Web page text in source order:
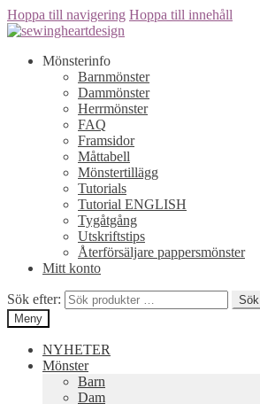
Hoppa till navigering Hoppa till innehåll
Mönsterinfo
Barnmönster
Dammönster
Herrmönster
FAQ
Framsidor
Måttabell
Mönstertillägg
Tutorials
Tutorial ENGLISH
Tygåtgång
Utskriftstips
Återförsäljare pappersmönster
Mitt konto
Sök efter:
Sök
Meny
NYHETER
Mönster
Barn
Dam